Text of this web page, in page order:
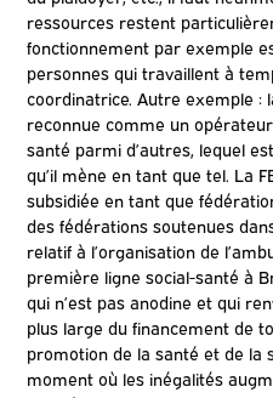
ressources restent
fonctionnement par exemple
personnes qui travaillent à
coordinatrice. Autre exemple :
reconnue comme un
santé parmi d’autres, lequel
qu’il mène en tant que tel. La
subsidiée en tant que
des fédérations soutenues
relatif à l’organisation de
première ligne social-santé à
qui n’est pas anodine et qui
plus large du financement de
promotion de la santé et de la
moment où les inégalités